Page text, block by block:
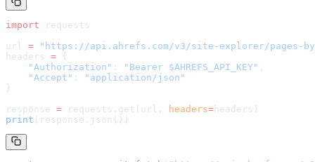
import requests
url = " https://api.ahrefs.com/v3/site-explorer/pages-
headers = {
    "Authorization"
: "Bearer $AHREFS_API_KEY" ,
    "Accept"
:
"application/json"
}
response = requests.get(url, headers= headers )
print (response.json())